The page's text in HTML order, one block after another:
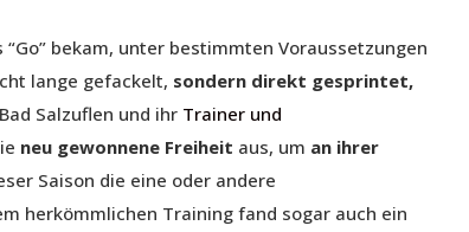
bekam, unter bestimmten Voraussetzungen
lange gefackelt, sondern direkt gesprintet,
Salzuflen und ihr Trainer und
neu gewonnene Freiheit aus, um an ihrer
Saison die eine oder andere
herkömmlichen Training fand sogar auch ein